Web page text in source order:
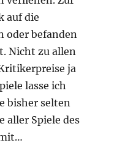
auf die
oder befanden
Nicht zu allen
ja
lasse ich
bisher selten
aller Spiele des